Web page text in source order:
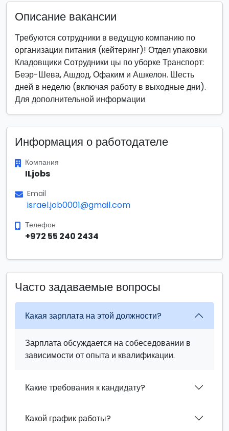
Описание вакансии
Требуются сотрудники в ведущую компанию по
организации питания (кейтеринг)! Отдел упаковки
Кладовщики Сотрудники цы по уборке Транспорт:
Беэр-Шева, Ашдод, Офаким и Ашкелон. Шесть
дней в неделю (включая работу в выходные дни).
Для дополнительной информации
Информация о работодателе
Компания
ILjobs
Email
israel.job0001@gmail.com
Телефон
+972 55 240 2434
Часто задаваемые вопросы
Какая зарплата на этой должности?
Зарплата обсуждается на собеседовании в
зависимости от опыта и квалификации.
Какие требования к кандидату?
Какой график работы?